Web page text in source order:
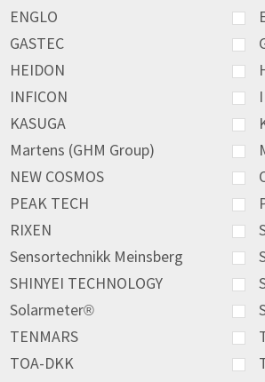
ENGLO
GASTEC
HEIDON
INFICON
KASUGA
Martens (GHM Group)
NEW COSMOS
PEAK TECH
RIXEN
Sensortechnikk Meinsberg
SHINYEI TECHNOLOGY
Solarmeter®
TENMARS
TOA-DKK